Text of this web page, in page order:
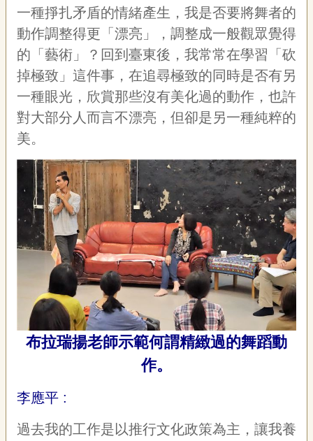
一種掙扎矛盾的情緒產生，我是否要將舞者的
動作調整得更「漂亮」，調整成一般觀眾覺得
的「藝術」？回到臺東後，我常常在學習「砍
掉極致」這件事，在追尋極致的同時是否有另
一種眼光，欣賞那些沒有美化過的動作，也許
對大部分人而言不漂亮，但卻是另一種純粹的
美。
布拉瑞揚老師示範何謂精緻過的舞蹈動
作。
李應平 :
過去我的工作是以推行文化政策為主，讓我養